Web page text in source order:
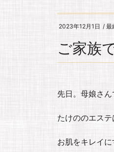
2023年12月1日 / 最
ご家族
先日。母娘さ
たけののエステ
お肌をキレイに